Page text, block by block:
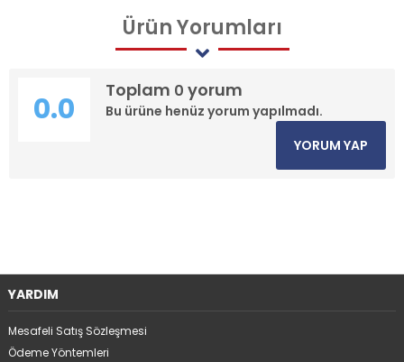
ÜrünYorumları
Toplam 0 yorum
Bu ürüne henüz yorum yapılmadı.
0.0
YORUM YAP
YARDIM
Mesafeli Satış Sözleşmesi
Ödeme Yöntemleri